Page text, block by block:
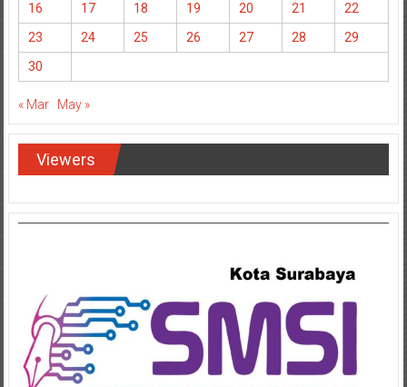
16
17 18 19 20 21
22
23
24 25 26 27 28
29
30
« Mar May »
Viewers